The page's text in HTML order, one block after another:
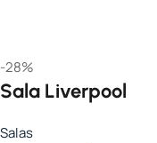
-28%
Sala Liverpool
Salas